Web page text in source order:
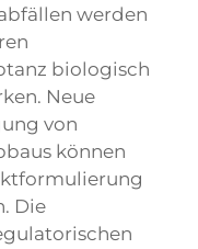
werden
biologisch
Neue
von
können
Die